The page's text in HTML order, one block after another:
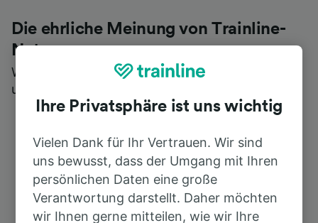
Die ehrliche Meinung von Trainline-
Nutzern
Wer könnte Ihnen besseres Feedback geben als
unsere Kunden selbst?
Ihre Privatsphäre ist uns wichtig
Vielen Dank für Ihr Vertrauen. Wir sind
uns bewusst, dass der Umgang mit Ihren
persönlichen Daten eine große
Verantwortung darstellt. Daher möchten
wir Ihnen gerne mitteilen, wie wir Ihre